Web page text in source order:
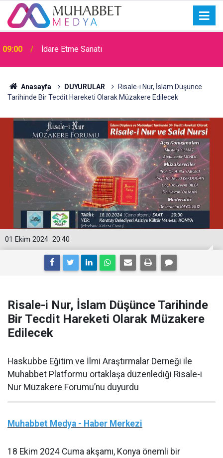
09:00 İdare Etme Sanatı
Anasayfa DUYURULAR
Risale-i Nur, İslam Düşünce
Tarihinde Bir Tecdit Hareketi Olarak Müzakere Edilecek
20:40
01 Ekim 2024
Risale-i Nur, İslam Düşünce Tarihinde
Bir Tecdit Hareketi Olarak Müzakere
Edilecek
Haskubbe Eğitim ve İlmi Araştırmalar Derneği ile
Muhabbet Platformu ortaklaşa düzenlediği Risale-i
Nur Müzakere Forumu’nu duyurdu
Muhabbet Medya - Haber Merkezi
18 Ekim 2024 Cuma akşamı, Konya önemli bir